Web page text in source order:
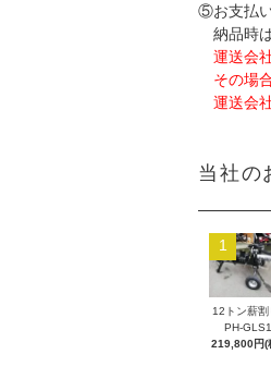
⑤お支払
納品時
運送会
その場
運送会
当社の
1
12トン薪割
PH-
219,800円(